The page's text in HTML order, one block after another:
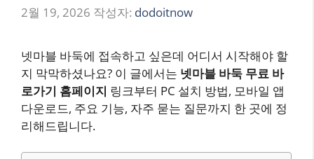
2월 19, 2026 작성자: dodoitnow
넷마블 바둑에 접속하고 싶은데 어디서 시작해야 할
지 막막하셨나요? 이 글에서는 넷마블 바둑 무료 바
로가기 홈페이지 링크부터 PC 설치 방법, 모바일 앱
다운로드, 주요 기능, 자주 묻는 질문까지 한 곳에 정
리해드립니다.